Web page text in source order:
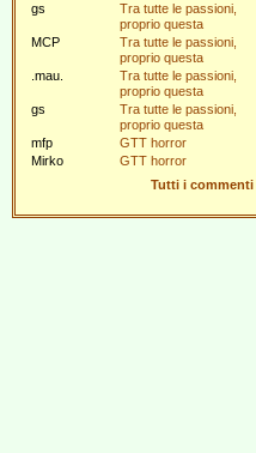
gs
Tra tutte le passioni,
proprio questa
MCP
Tra tutte le passioni,
proprio questa
.mau.
Tra tutte le passioni,
proprio questa
gs
Tra tutte le passioni,
proprio questa
mfp
GTT horror
Mirko
GTT horror
Tutti i commenti